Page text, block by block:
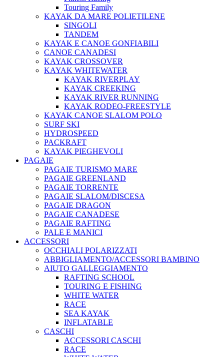
Touring Family
KAYAK DA MARE POLIETILENE
SINGOLI
TANDEM
KAYAK E CANOE GONFIABILI
CANOE CANADESI
KAYAK CROSSOVER
KAYAK WHITEWATER
KAYAK RIVERPLAY
KAYAK CREEKING
KAYAK RIVER RUNNING
KAYAK RODEO-FREESTYLE
KAYAK CANOE SLALOM POLO
SURF SKI
HYDROSPEED
PACKRAFT
KAYAK PIEGHEVOLI
PAGAIE
PAGAIE TURISMO MARE
PAGAIE GREENLAND
PAGAIE TORRENTE
PAGAIE SLALOM/DISCESA
PAGAIE DRAGON
PAGAIE CANADESE
PAGAIE RAFTING
PALE E MANICI
ACCESSORI
OCCHIALI POLARIZZATI
ABBIGLIAMENTO/ACCESSORI BAMBINO
AIUTO GALLEGGIAMENTO
RAFTING SCHOOL
TOURING E FISHING
WHITE WATER
RACE
SEA KAYAK
INFLATABLE
CASCHI
ACCESSORI CASCHI
RACE